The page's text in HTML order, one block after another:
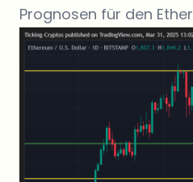
Prognosen für den